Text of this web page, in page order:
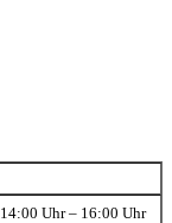
14:00 Uhr – 16:00 Uhr